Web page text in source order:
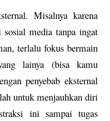
Misalnya karena
sosial media tanpa ingat
terlalu fokus bermain
lainya (bisa kamu
penyebab eksternal
untuk menjauhkan diri
ini sampai tugas